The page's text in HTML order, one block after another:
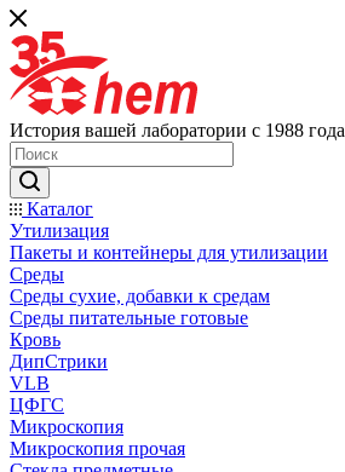
История вашей лаборатории с 1988 года
Каталог
Утилизация
Пакеты и контейнеры для утилизации
Среды
Среды сухие, добавки к средам
Среды питательные готовые
Кровь
ДипСтрики
VLB
ЦФГС
Микроскопия
Микроскопия прочая